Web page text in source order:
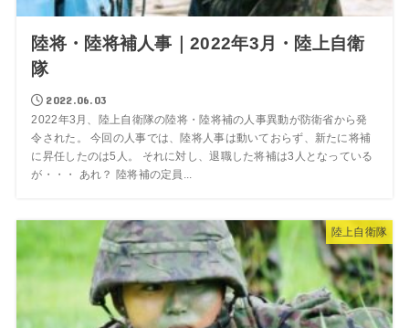
陸将・陸将補人事｜2022年3月・陸上自衛
隊
2022.06.03
2022年3月、陸上自衛隊の陸将・陸将補の人事異動が防衛省から発
令された。 今回の人事では、陸将人事は動いておらず、新たに将補
に昇任したのは5人。 それに対し、退職した将補は3人となっている
が・・・ あれ？ 陸将補の定員...
陸上自衛隊